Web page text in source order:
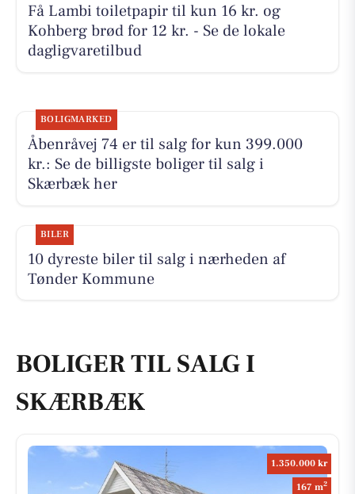
Få Lambi toiletpapir til kun 16 kr. og
Kohberg brød for 12 kr. - Se de lokale
dagligvaretilbud
BOLIGMARKED
Åbenråvej 74 er til salg for kun 399.000
kr.: Se de billigste boliger til salg i
Skærbæk her
BILER
10 dyreste biler til salg i nærheden af
Tønder Kommune
BOLIGER TIL SALG I
SKÆRBÆK
1.350.000 kr
167 m2